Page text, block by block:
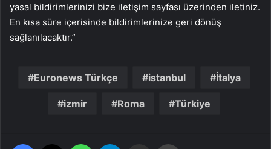
yasal bildirimlerinizi bize iletişim sayfası üzerinden iletiniz.
En kısa süre içerisinde bildirimlerinize geri dönüş
sağlanılacaktır.”
Euronews Türkçe istanbul İtalya
izmir Roma Türkiye
Facebook WhatsApp Email'den paylaş